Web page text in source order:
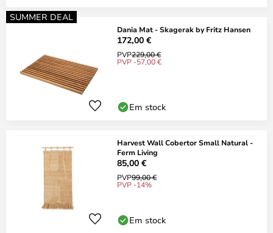
SUMMER DEAL
Dania Mat - Skagerak by Fritz Hansen
172,00 €
PVP229,00 €
PVP -57,00 €
Em stock
Harvest Wall Cobertor Small Natural -
Ferm Living
85,00 €
PVP99,00 €
PVP -14%
Em stock